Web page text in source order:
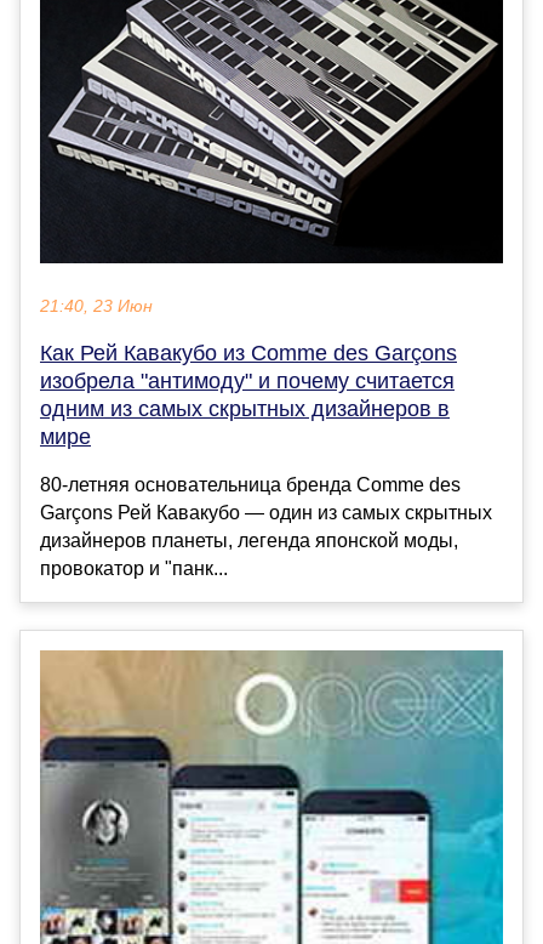
21:40, 23 Июн
Как Рей Кавакубо из Comme des Garçons
изобрела "антимоду" и почему считается
одним из самых скрытных дизайнеров в
мире
80-летняя основательница бренда Comme des
Garçons Рей Кавакубо — один из самых скрытных
дизайнеров планеты, легенда японской моды,
провокатор и "панк...